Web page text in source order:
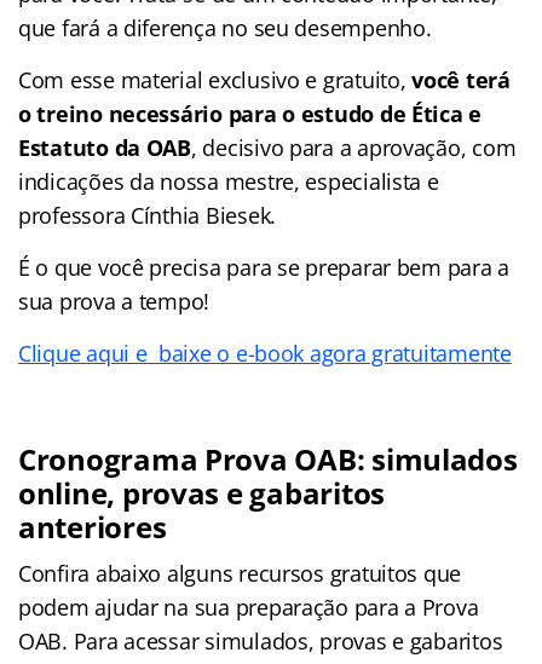
que fará a diferença no seu desempenho.
Com esse material exclusivo e gratuito,você terá
o treino necessário para o estudo de Ética e
Estatuto da OAB, decisivo para a aprovação, com
indicações da nossa mestre, especialista e
professora Cínthia Biesek.
É o que você precisa para se preparar bem para a
sua prova a tempo!
Clique aqui e baixe o e-book agora gratuitamente
Cronograma Prova OAB: simulados
online, provas e gabaritos
anteriores
Confira abaixo alguns recursos gratuitos que
podem ajudar na sua preparação para a Prova
OAB. Para acessar simulados, provas e gabaritos